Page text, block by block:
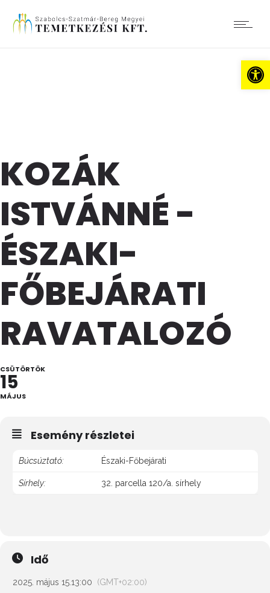
KOZÁK
ISTVÁNNÉ -
ÉSZAKI-
FŐBEJÁRATI
RAVATALOZÓ
CSÜTÖRTÖK
15
MÁJUS
Esemény részletei
Búcsúztató: Északi-Főbejárati
Sírhely: 32. parcella 120/a. sírhely
Idő
2025. május 15.13:00 (GMT+02:00)